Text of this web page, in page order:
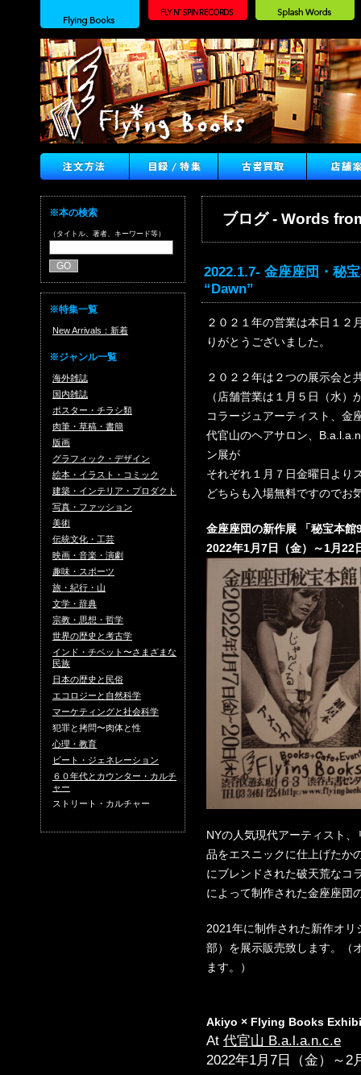
※本の検索
（タイトル、著者、キーワード等）
※特集一覧
New Arrivals：新着
※ジャンル一覧
海外雑誌
国内雑誌
ポスター・チラシ類
肉筆・草稿・書簡
版画
グラフィック・デザイン
絵本・イラスト・コミック
建築・インテリア・プロダクト
写真・ファッション
美術
伝統文化・工芸
映画・音楽・演劇
趣味・スポーツ
旅・紀行・山
文学・辞典
宗教・思想・哲学
世界の歴史と考古学
インド・チベット〜さまざまな
民族
日本の歴史と民俗
エコロジーと自然科学
マーケティングと社会科学
犯罪と拷問〜肉体と性
心理・教育
ビート・ジェネレーション
６０年代とカウンター・カルチ
ャー
ストリート・カルチャー
ブログ - Words
2022.1.7- 金座座団・秘
“Dawn”
２０２１年の営業は本日１２
りがとうございました。
２０２２年は２つの展示会と
（店舗営業は１月５日（水）
コラージュアーティスト、金
代官山のヘアサロン、
ン展が
それぞれ１月７日金曜日より
どちらも入場無料ですのでお
金座座団の新作展 「秘宝本
2022年1月7日（金）～1月
NYの人気現代アーティスト
品をエスニックに仕上げたか
にブレンドされた破天荒なコ
によって制作された金座座団
2021年に制作された新作オ
部）を展示販売致します。（
ます。）
Akiyo × Flying Books
At 代官山 B.a.l.a.n.c.e
2022年1月7日（金）～2